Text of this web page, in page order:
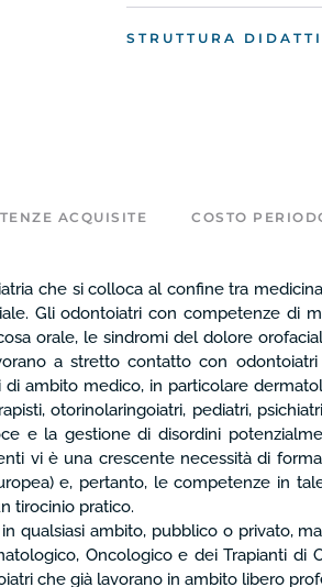
STRUTTURA
ACQUISITE COSTO
che si colloca al confine tra
Gli odontoiatri con competenze di
orale, le sindromi del dolore
a stretto contatto con
ambito medico, in particolare
otorinolaringoiatri, pediatri,
e la gestione di disordini
vi è una crescente necessità di
e, pertanto, le competenze in
tirocinio pratico.
in qualsiasi ambito, pubblico o privato,
Oncologico e dei Trapianti
che già lavorano in ambito libero